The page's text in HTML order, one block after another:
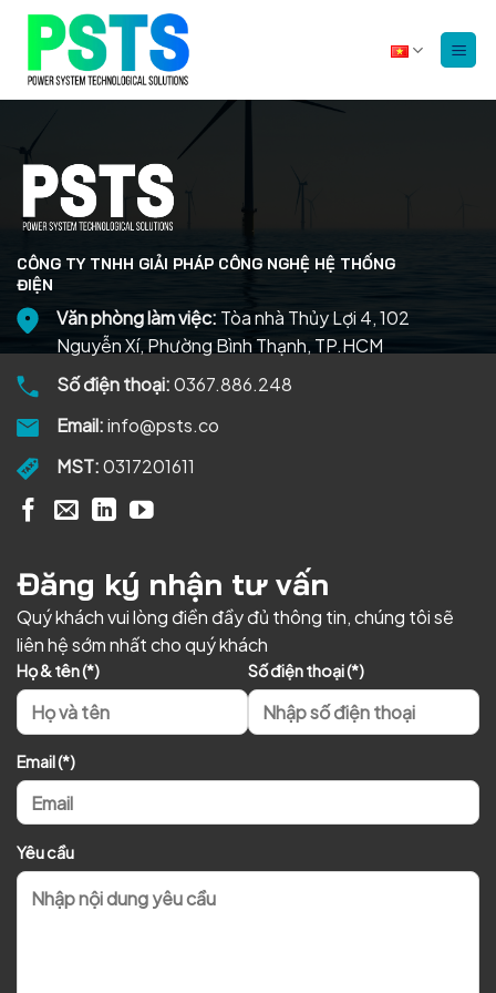
dung
CÔNG TY TNHH GIẢI PHÁP CÔNG NGHỆ HỆ THỐNG
ĐIỆN
Văn phòng làm việc: Tòa nhà Thủy Lợi 4, 102
Nguyễn Xí, Phường Bình Thạnh, TP.HCM
Số điện thoại:0367.886.248
Email:info@psts.co
MST:0317201611
Đăng ký nhận tư vấn
Quý khách vui lòng điền đầy đủ thông tin, chúng tôi sẽ
liên hệ sớm nhất cho quý khách
Họ & tên (*) Số điện thoại (*)
Email (*)
Yêu cầu